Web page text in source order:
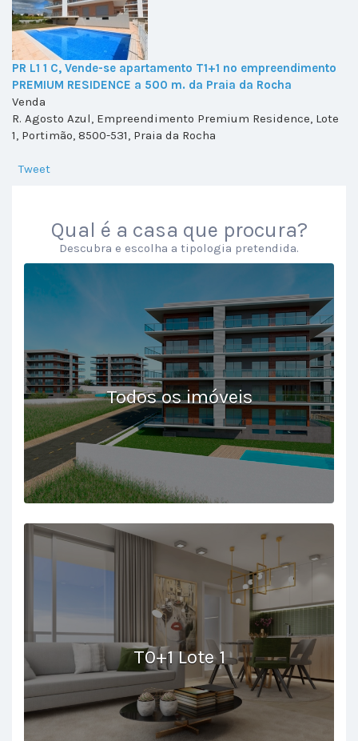
PR L1 1 C, Vende-se apartamento T1+1 no empreendimento
PREMIUM RESIDENCE a 500 m. da Praia da Rocha
Venda
R. Agosto Azul, Empreendimento Premium Residence, Lote
1, Portimão, 8500-531, Praia da Rocha
Tweet
Qual é a casa que procura?
Descubra e escolha a tipologia pretendida.
Todos os imóveis
T0+1 Lote 1